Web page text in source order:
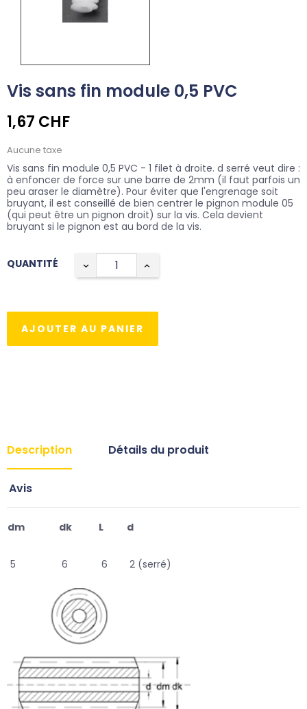
Vis sans fin module 0,5 PVC
1,67 CHF
Aucune taxe
Vis sans fin module 0,5 PVC - 1 filet à droite. d serré veut dire :
à enfoncer de force sur une barre de 2mm (il faut parfois un
peu araser le diamètre). Pour éviter que l'engrenage soit
bruyant, il est conseillé de bien centrer le pignon module 05
(qui peut être un pignon droit) sur la vis. Cela devient
bruyant si le pignon est au bord de la vis.
QUANTITÉ
AJOUTER AU PANIER
Description Détails du produit
Avis
dm dk L d
5 6 6 2 (serré)